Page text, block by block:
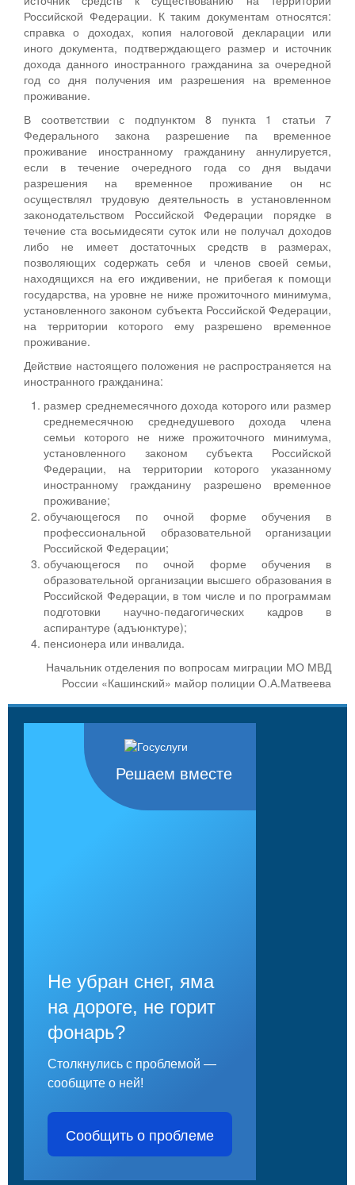
Российской Федерации. К таким документам относятся:
справка о доходах, копия налоговой декларации или
иного документа, подтверждающего размер и источник
дохода данного иностранного гражданина за очередной
год со дня получения им разрешения на временное
проживание.
В соответствии с подпунктом 8 пункта 1 статьи 7
Федерального закона разрешение па временное
проживание иностранному гражданину аннулируется,
если в течение очередного года со дня выдачи
разрешения на временное проживание он нс
осуществлял трудовую деятельность в установленном
законодательством Российской Федерации порядке в
течение ста восьмидесяти суток или не получал доходов
либо не имеет достаточных средств в размерах,
позволяющих содержать себя и членов своей семьи,
находящихся на его иждивении, не прибегая к помощи
государства, на уровне не ниже прожиточного минимума,
установленного законом субъекта Российской Федерации,
на территории которого ему разрешено временное
проживание.
Действие настоящего положения не распространяется на
иностранного гражданина:
размер среднемесячного дохода которого или размер
среднемесячною среднедушевого дохода члена
семьи которого не ниже прожиточного минимума,
установленного законом субъекта Российской
Федерации, на территории которого указанному
иностранному гражданину разрешено временное
проживание;
обучающегося по очной форме обучения в
профессиональной образовательной организации
Российской Федерации;
обучающегося по очной форме обучения в
образовательной организации высшего образования в
Российской Федерации, в том числе и по программам
подготовки научно-педагогических кадров в
аспирантуре (адъюнктуре);
пенсионера или инвалида.
Начальник отделения по вопросам миграции МО МВД
России «Кашинский» майор полиции О.А.Матвеева
Решаем вместе
Не убран снег, яма
на дороге, не горит
фонарь?
Столкнулись с проблемой —
сообщите о ней!
Сообщить о проблеме